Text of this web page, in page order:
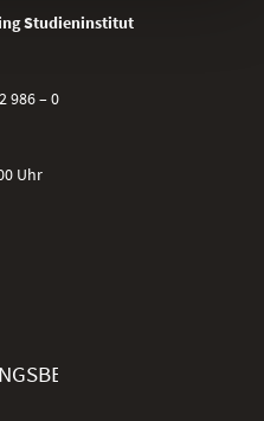
Studieninstitut
986 – 0
Uhr